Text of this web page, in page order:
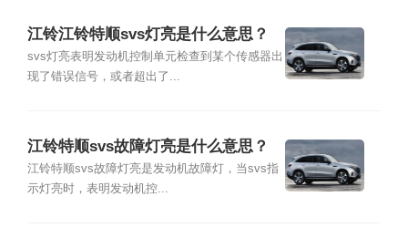
江铃江铃特顺svs灯亮是什么意思？
svs灯亮表明发动机控制单元检查到某个传感器出
现了错误信号，或者超出了...
江铃特顺svs故障灯亮是什么意思？
江铃特顺svs故障灯亮是发动机故障灯，当svs指
示灯亮时，表明发动机控...